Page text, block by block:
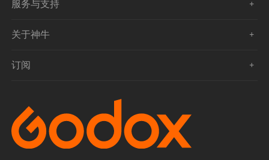
服务与支持
关于神牛
订阅